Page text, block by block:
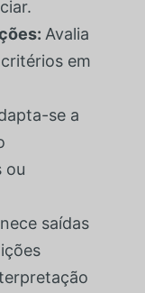
Avalia
em
se a
ou
saídas